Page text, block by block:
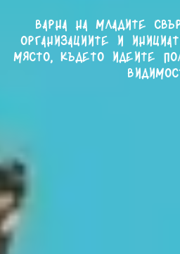
Варна на младите
организациите и
място, където идеите